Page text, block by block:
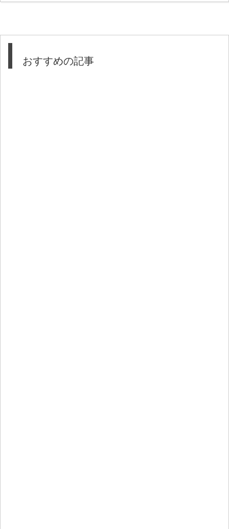
おすすめの記事